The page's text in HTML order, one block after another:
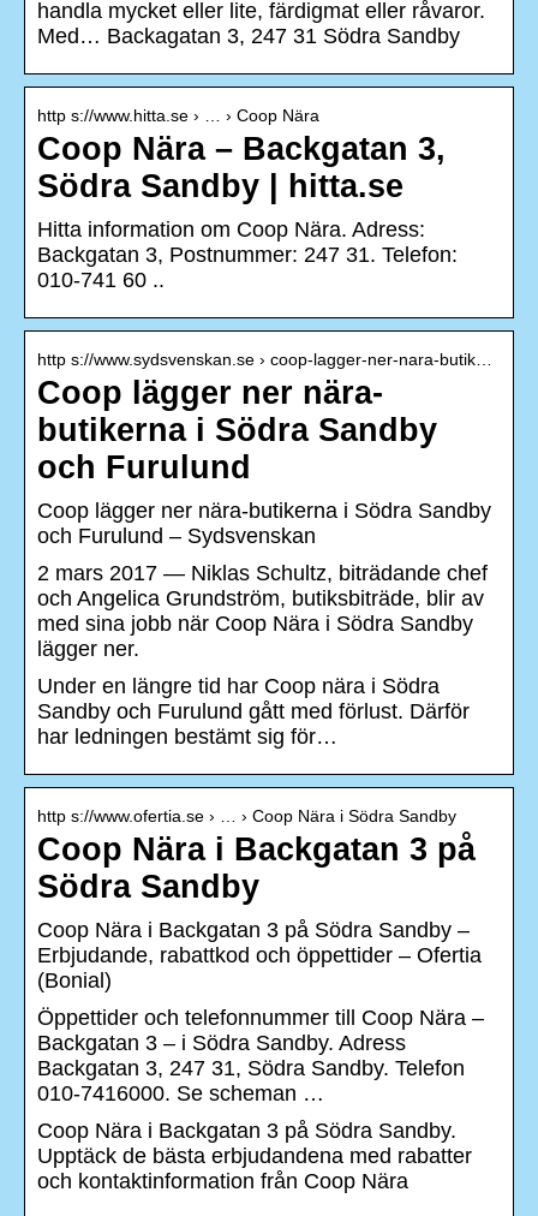
handla mycket eller lite, färdigmat eller råvaror.
Med… Backagatan 3, 247 31 Södra Sandby
http s://www.hitta.se › … › Coop Nära
Coop Nära – Backgatan 3,
Södra Sandby | hitta.se
Hitta information om Coop Nära. Adress:
Backgatan 3, Postnummer: 247 31. Telefon:
010-741 60 ..
http s://www.sydsvenskan.se › coop-lagger-ner-nara-butik…
Coop lägger ner nära-
butikerna i Södra Sandby
och Furulund
Coop lägger ner nära-butikerna i Södra Sandby
och Furulund – Sydsvenskan
2 mars 2017 — Niklas Schultz, biträdande chef
och Angelica Grundström, butiksbiträde, blir av
med sina jobb när Coop Nära i Södra Sandby
lägger ner.
Under en längre tid har Coop nära i Södra
Sandby och Furulund gått med förlust. Därför
har ledningen bestämt sig för…
http s://www.ofertia.se › … › Coop Nära i Södra Sandby
Coop Nära i Backgatan 3 på
Södra Sandby
Coop Nära i Backgatan 3 på Södra Sandby –
Erbjudande, rabattkod och öppettider – Ofertia
(Bonial)
Öppettider och telefonnummer till Coop Nära –
Backgatan 3 – i Södra Sandby. Adress
Backgatan 3, 247 31, Södra Sandby. Telefon
010-7416000. Se scheman …
Coop Nära i Backgatan 3 på Södra Sandby.
Upptäck de bästa erbjudandena med rabatter
och kontaktinformation från Coop Nära